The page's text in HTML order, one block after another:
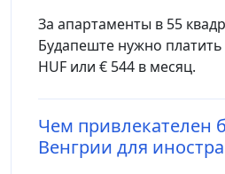
За апартаменты в 55
Будапеште нужно
HUF или € 544 в месяц.
Чем привлекателен
Венгрии для